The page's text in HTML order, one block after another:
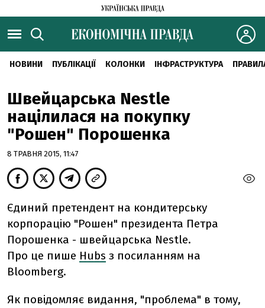
НОВИНИ ПУБЛІКАЦІЇ КОЛОНКИ ІНФРАСТРУКТУРА
Швейцарська Nestle
націлилася на покупку
"Рошен" Порошенка
8 ТРАВНЯ 2015, 11:47
Єдиний претендент на кондитерську
корпорацію "Рошен" президента Петра
Порошенка - швейцарська Nestle.
Про це пише Hubs з посиланням на
Bloomberg.
Як повідомляє видання, "проблема" в тому,